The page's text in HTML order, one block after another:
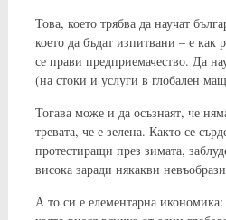
Това, което трябва да научат
което да бъдат изпитвани – е как
се прави предприемачество. Да
(на стоки и услуги в глобален
Тогава може и да осъзнаят, че
тревата, че е зелена. Както се
протестиращи през зимата,
висока заради някакви
А то си е елементарна